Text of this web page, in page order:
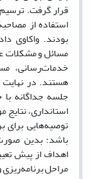
قرار گرفت.
استفاده از
بودند. واکاوی
مسائل و مشکلات
خدمات‌رسانی،
هستند. در نهایت
جلسه جداگانه
استانداری، نتایج
توصیه‌هایی برای
باشد؛ بدین
اهداف از پیش
مراحل